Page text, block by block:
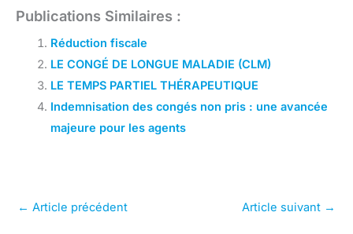
Publications Similaires :
Réduction fiscale
LE CONGÉ DE LONGUE MALADIE (CLM)
LE TEMPS PARTIEL THÉRAPEUTIQUE
Indemnisation des congés non pris : une avancée
majeure pour les agents
← Article précédent Article suivant →